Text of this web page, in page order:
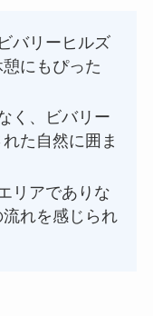
バリーヒルズ
にもぴった
く、ビバリー
た自然に囲ま
リアでありな
れを感じられ